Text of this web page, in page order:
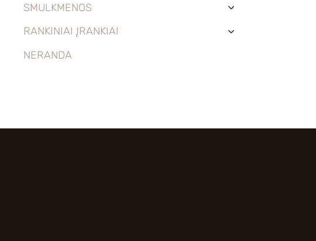
SMULKMENOS ›
RANKINIAI ĮRANKIAI ›
NERANDA